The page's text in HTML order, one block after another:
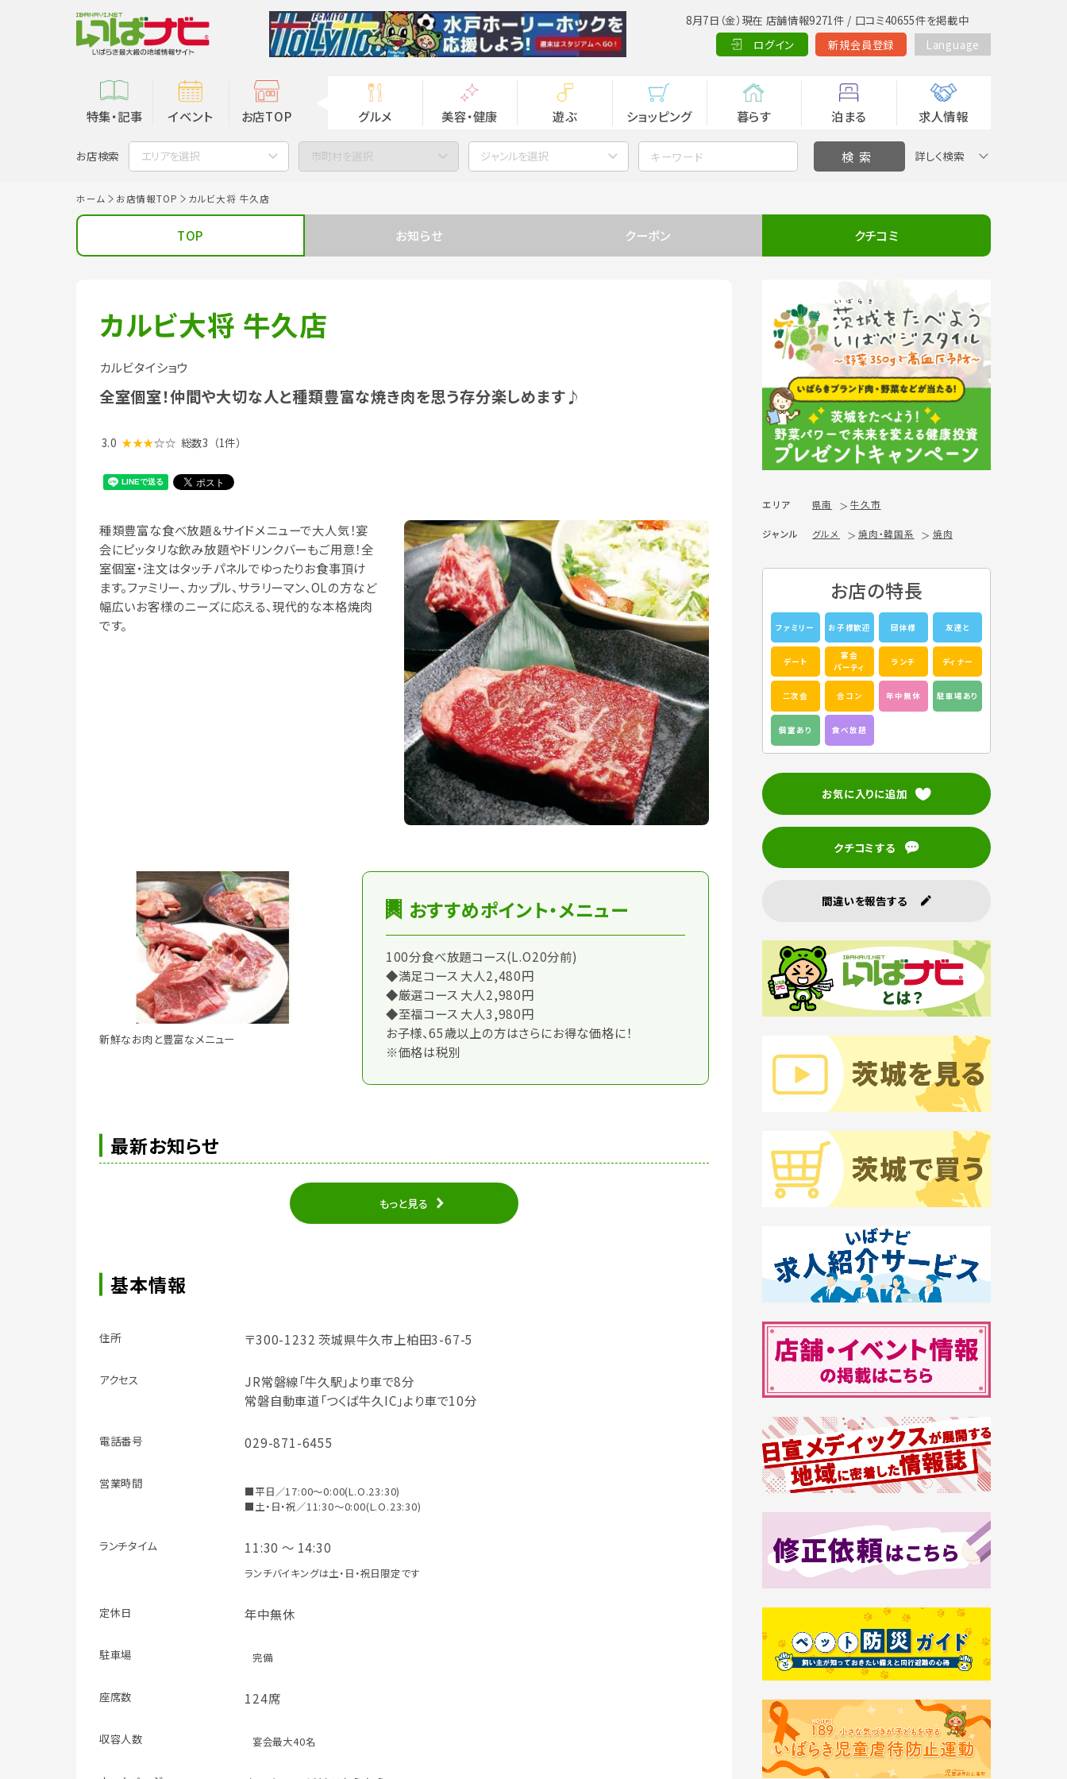
8月7日（金）現在 店舗情報9271件 / 口コミ40655件を掲載中
ログイン
新規会員登録 Language
特集・記事 イベント お店TOP グルメ 美容・健康 遊ぶ ショッピング 暮らす 泊まる 求人情報
お店検索 エリアを選択 市町村を選択 ジャンルを選択 詳しく検索
ホーム お店情報TOP カルビ大将 牛久店
TOP お知らせ クーポン クチコミ
カルビ大将 牛久店
カルビタイショウ
全室個室！仲間や大切な人と種類豊富な焼き肉を思う存分楽しめます♪
3.0 ★★★☆☆ 総数3 （1件）
種類豊富な食べ放題＆サイドメニューで大人気！宴
会にピッタリな飲み放題やドリンクバーもご用意！全
室個室・注文はタッチパネルでゆったりお食事頂け
ます。ファミリー、カップル、サラリーマン、OLの方など
幅広いお客様のニーズに応える、現代的な本格焼肉
です。
新鮮なお肉と豊富なメニュー
おすすめポイント・メニュー
100分食べ放題コース(L.O20分前)
◆満足コース 大人2,480円
◆厳選コース 大人2,980円
◆至福コース 大人3,980円
お子様、65歳以上の方はさらにお得な価格に！
※価格は税別
最新お知らせ
もっと見る
基本情報
住所 〒300-1232 茨城県牛久市上柏田3-67-5
アクセス
JR常磐線「牛久駅」より車で8分
常磐自動車道「つくば牛久IC」より車で10分
電話番号 029-871-6455
営業時間
■平日／17:00～0:00(L.O.23:30)
■土・日・祝／11:30～0:00(L.O.23:30)
ランチタイム 11:30 ～ 14:30
ランチバイキングは土・日・祝日限定です
定休日 年中無休
駐車場 完備
座席数 124席
収容人数 宴会最大40名
エリア 県南 牛久市
ジャンル グルメ 焼肉・韓国系 焼肉
お店の特長
ファミリー お子様歓迎 団体様 友達と
デート
宴会
パーティ
ランチ ディナー
二次会 合コン 年中無休 駐車場あり
個室あり 食べ放題
お気に入りに追加
クチコミする
間違いを報告する